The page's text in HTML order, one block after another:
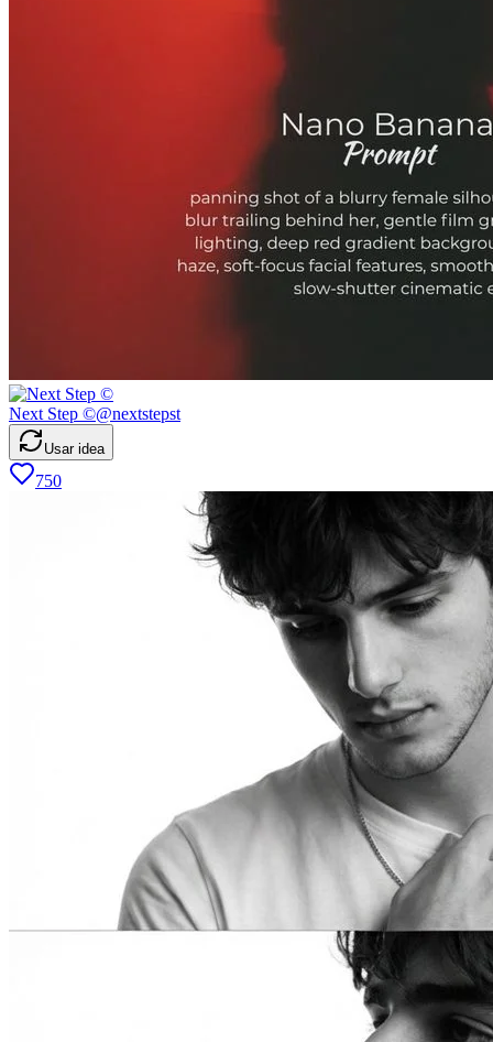
Next Step ©@nextstepst
Usar idea
750